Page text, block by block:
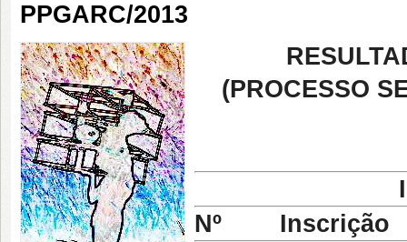
PPGARC/2013
(PROCESSO
Nº